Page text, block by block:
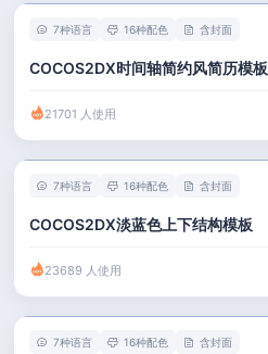
7种语言 16种配色 含封面
COCOS2DX时间轴简约风简历模板
21701 人使用
7种语言 16种配色 含封面
COCOS2DX淡蓝色上下结构模板
23689 人使用
7种语言 16种配色 含封面